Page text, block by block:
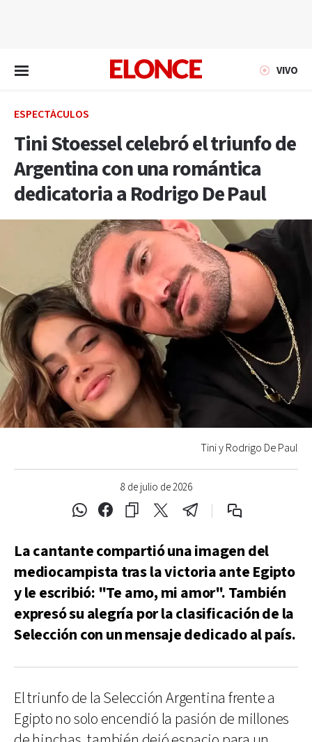
VIVO
ESPECTÁCULOS
Tini Stoessel celebró el triunfo de
Argentina con una romántica
dedicatoria a Rodrigo De Paul
8 de julio de 2026
Tini y Rodrigo De Paul
La cantante compartió una imagen del
mediocampista tras la victoria ante Egipto
y le escribió: "Te amo, mi amor". También
expresó su alegría por la clasificación de la
Selección con un mensaje dedicado al país.
El triunfo de la Selección Argentina frente a
Egipto no solo encendió la pasión de millones